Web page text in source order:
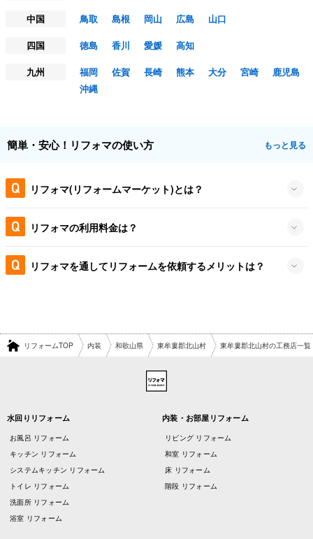
中国
鳥取 島根 岡山 広島
山口
四国
徳島 香川 愛媛
高知
九州
福岡 佐賀 長崎 熊本 大分 宮崎
鹿児島
沖縄
簡単・安心！リフォマの使い方 もっと見る
リフォマ(リフォームマーケット)とは？
リフォマの利用料金は？
リフォマを通してリフォームを依頼するメリットは？
リフォームTOP 内装 和歌山県 東牟婁郡北山村 東牟婁郡北山村の工務店一覧
水回りリフォーム
お風呂 リフォーム
キッチン リフォーム
システムキッチン リフォーム
トイレ リフォーム
洗面所 リフォーム
浴室 リフォーム
内装・お部屋リフォーム
リビング リフォーム
和室 リフォーム
床 リフォーム
階段 リフォーム